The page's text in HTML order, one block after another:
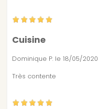
Cuisine
Dominique P. le 18/05/2020
Très contente